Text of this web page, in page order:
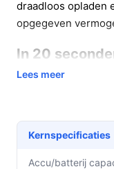
draadloos opladen
opgegeven
In 20
Kopen als:
ladingen.
vaak wilt
Lees meer
Kernspecificaties
Accu/batterij